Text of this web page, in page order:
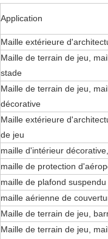
Application
Maille extérieure
Maille de terrain de jeu ,
stade
Maille de terrain de jeu ,
décorative
Maille extérieure
de jeu
maille d'intérieur décorative
maille de protection
maille de plafond suspendu
maille aérienne de
Maille de terrain de jeu ,
Maille de terrain de jeu ,